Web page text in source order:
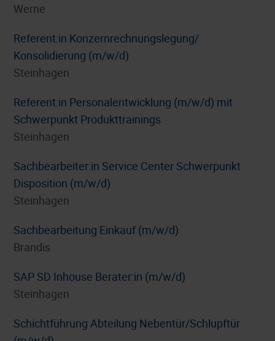
Werne
Referent:in Konzernrechnungslegung/
Konsolidierung (m/w/d)
Steinhagen
Referent:in Personalentwicklung (m/w/d) mit
Schwerpunkt Produkttrainings
Steinhagen
Sachbearbeiter:in Service Center Schwerpunkt
Disposition (m/w/d)
Steinhagen
Sachbearbeitung Einkauf (m/w/d)
Brandis
SAP SD Inhouse Berater:in (m/w/d)
Steinhagen
Schichtführung Abteilung Nebentür/Schlupftür